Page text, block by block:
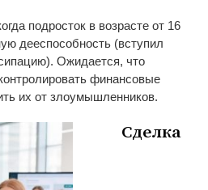
подросток в возрасте от 16
дееспособность (вступил
Ожидается, что
финансовые
их от злоумышленников.
Сделка